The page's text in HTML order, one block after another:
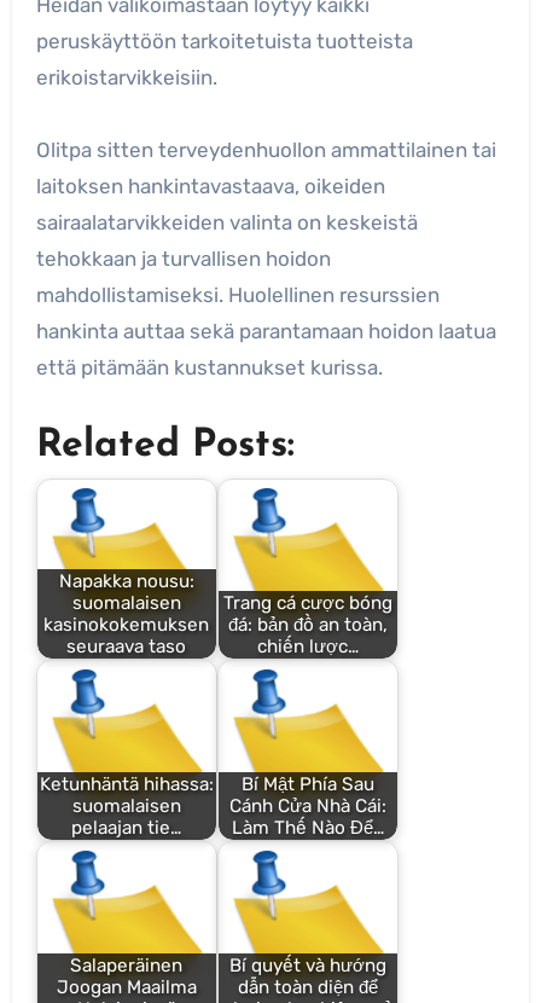
peruskäyttöön tarkoitetuista tuotteista
erikoistarvikkeisiin.
Olitpa sitten terveydenhuollon ammattilainen tai
laitoksen hankintavastaava, oikeiden
sairaalatarvikkeiden valinta on keskeistä
tehokkaan ja turvallisen hoidon
mahdollistamiseksi. Huolellinen resurssien
hankinta auttaa sekä parantamaan hoidon laatua
että pitämään kustannukset kurissa.
Related Posts:
Napakka nousu:
suomalaisen
kasinokokemuksen
seuraava taso
Trang cá cược bóng
đá: bản đồ an toàn,
chiến lược…
Ketunhäntä hihassa:
suomalaisen
pelaajan tie…
Bí Mật Phía Sau
Cánh Cửa Nhà Cái:
Làm Thế Nào Để…
Salaperäinen
Joogan Maailma
Bí quyết và hướng
dẫn toàn diện để